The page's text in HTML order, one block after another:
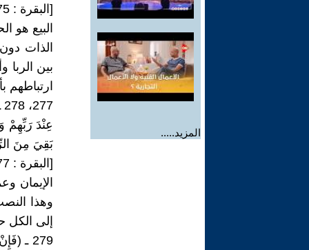
المزيد.....
[البقرة : 275، 276]
البيع هو
الذات
بين الربا
ارتباطهم
بَقِيَ مِنَ
[البقرة : 277، 278]
الإيمان
وهذا
إلى الكل
279 ـ